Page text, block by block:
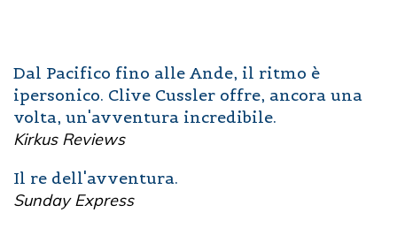
Dal Pacifico fino alle Ande, il ritmo è
ipersonico. Clive Cussler offre, ancora una
volta, un'avventura incredibile.
Kirkus Reviews
Il re dell'avventura.
Sunday Express